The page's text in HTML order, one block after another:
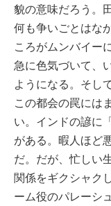
貌の意味だろう。
何も争いごとはな
ころがムンバイー
急に色気づいて、
ようになる。そし
この都会の罠には
い。インドの諺に
がある。暇人ほど
だ。だが、忙しい
関係をギクシャク
ーム役のパレーシ